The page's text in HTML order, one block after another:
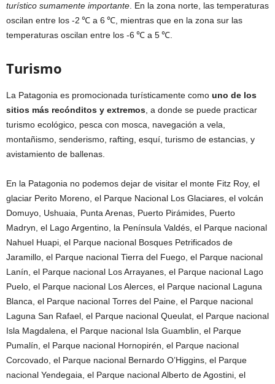
turístico sumamente importante . En la zona norte, las temperaturas
oscilan entre los -2 ℃ a 6 ℃, mientras que en la zona sur las
temperaturas oscilan entre los -6 ℃ a 5 ℃.
Turismo
La Patagonia es promocionada turísticamente como uno de los
sitios más recónditos y extremos , a donde se puede practicar
turismo ecológico, pesca con mosca, navegación a vela,
montañismo, senderismo, rafting, esquí, turismo de estancias, y
avistamiento de ballenas.
En la Patagonia no podemos dejar de visitar el monte Fitz Roy, el
glaciar Perito Moreno, el Parque Nacional Los Glaciares, el volcán
Domuyo, Ushuaia, Punta Arenas, Puerto Pirámides, Puerto
Madryn, el Lago Argentino, la Península Valdés, el Parque nacional
Nahuel Huapi, el Parque nacional Bosques Petrificados de
Jaramillo, el Parque nacional Tierra del Fuego, el Parque nacional
Lanín, el Parque nacional Los Arrayanes, el Parque nacional Lago
Puelo, el Parque nacional Los Alerces, el Parque nacional Laguna
Blanca, el Parque nacional Torres del Paine, el Parque nacional
Laguna San Rafael, el Parque nacional Queulat, el Parque nacional
Isla Magdalena, el Parque nacional Isla Guamblin, el Parque
Pumalín, el Parque nacional Hornopirén, el Parque nacional
Corcovado, el Parque nacional Bernardo O’Higgins, el Parque
nacional Yendegaia, el Parque nacional Alberto de Agostini, el